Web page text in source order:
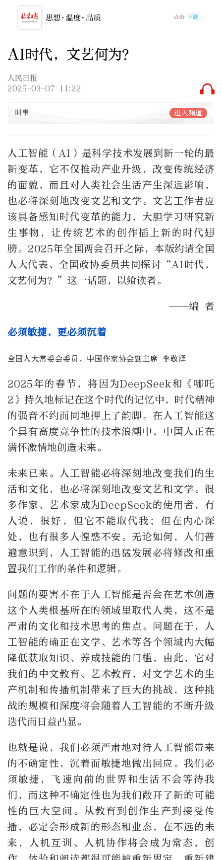
AI时代，文艺何为？
人民日报
2025-03-07 11:22
时事 进入频道
人工智能（AI）是科学技术发展到新一轮的最
新变革，它不仅推动产业升级，改变传统经济
的面貌，而且对人类社会生活产生深远影响，
也必将深刻地改变文艺和文学。文艺工作者应
该具备感知时代变革的能力，大胆学习研究新
生事物，让传统艺术的创作插上新的时代翅
膀。2025年全国两会召开之际，本版约请全国
人大代表、全国政协委员共同探讨“AI时代，
文艺何为？”这一话题，以飨读者。
——编 者
必须敏捷，更必须沉着
全国人大常委会委员、中国作家协会副主席 李敬泽
2025年的春节，将因为DeepSeek和《哪吒
2》持久地标记在这个时代的记忆中，时代精神
的强音不约而同地押上了韵脚。在人工智能这
个具有高度竞争性的技术浪潮中，中国人正在
满怀激情地创造未来。
未来已来。人工智能必将深刻地改变我们的生
活和文化，也必将深刻地改变文艺和文学。很
多作家、艺术家成为DeepSeek的使用者，有
人说，很好，但它不能取代我；但在内心深
处，也有很多人惶惑不安。无论如何，人们普
遍意识到，人工智能的迅猛发展必将修改和重
置我们工作的条件和逻辑。
问题的要害不在于人工智能是否会在艺术创造
这个人类根基所在的领域里取代人类，这不是
严肃的文化和技术思考的焦点。问题在于，人
工智能的确正在文学、艺术等各个领域内大幅
降低获取知识、养成技能的门槛，由此，它对
我们的中文教育、艺术教育，对文学艺术的生
产机制和传播机制带来了巨大的挑战，这种挑
战的规模和深度将会随着人工智能的不断升级
迭代而日益凸显。
也就是说，我们必须严肃地对待人工智能带来
的不确定性，沉着而敏捷地做出回应。我们必
须敏捷，飞速向前的世界和生活不会等待我
们，而这种不确定性也为我们敞开了新的可能
性的巨大空间。从教育到创作生产到接受传
播，必定会形成新的形态和业态，在不远的未
来，人机互训、人机协作将会成为常态，创